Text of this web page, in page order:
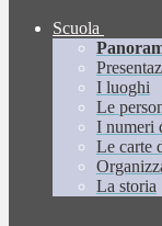
Scuola
I luoghi
Le
I numeri
Le carte
La storia